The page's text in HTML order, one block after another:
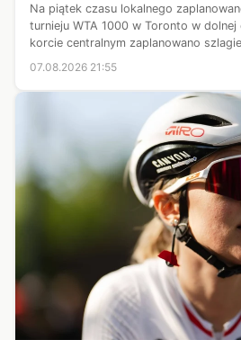
Na piątek czasu lokalnego
turnieju WTA 1000 w Toronto w
korcie centralnym zaplanowano
07.08.2026 21:55